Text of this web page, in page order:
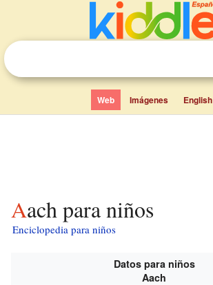
Web Imágenes English
Aach para niños
Enciclopedia para niños
Datos para niños
Aach